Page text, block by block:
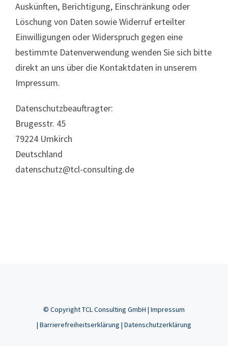
Auskünften, Berichtigung, Einschränkung oder
Löschung von Daten sowie Widerruf erteilter
Einwilligungen oder Widerspruch gegen eine
bestimmte Datenverwendung wenden Sie sich bitte
direkt an uns über die Kontaktdaten in unserem
Impressum.
Datenschutzbeauftragter:
Brugesstr. 45
79224 Umkirch
Deutschland
datenschutz@tcl-consulting.de
© CopyrightTCL Consulting GmbH | Impressum
| Barrierefreiheitserklärung | Datenschutzerklärung